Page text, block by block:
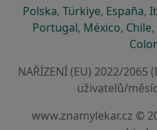
Polskase otevře v nové
, Türkiyese otevře
, España,
Portugalse otevře v
, Méxicose
, Chile,
NAŘÍZENÍ (EU) 2022/2065
uživatelů/
www.znamylekar.cz ©